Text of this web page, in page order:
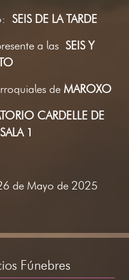
SEIS DE LA TARDE
a lasSEIS Y
de MAROXO
CARDELLE DE
1
de Mayo de 2025
Fúnebres